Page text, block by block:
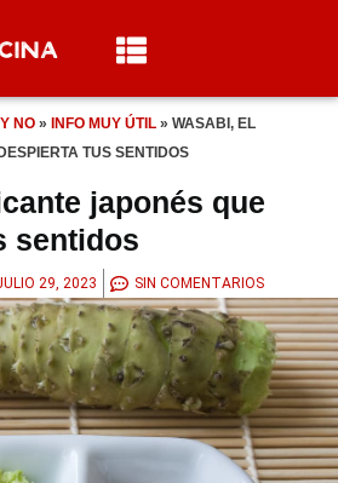
NO » INFO MUY ÚTIL » WASABI, EL
TUS SENTIDOS
japonés que
sentidos
29, 2023 SIN COMENTARIOS